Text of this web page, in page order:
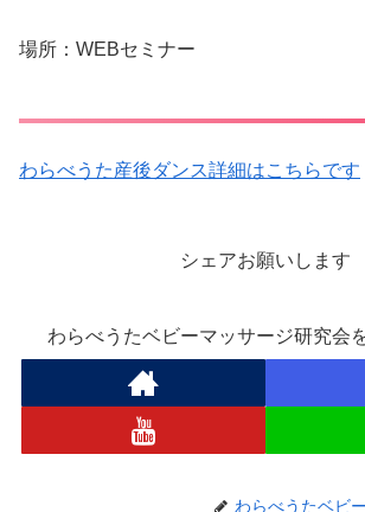
場所：WEBセミナー
わらべうた産後ダンス詳細はこちらです
シェアお願いします
わらべうたベビーマッサージ研究会
わらべうたベビ